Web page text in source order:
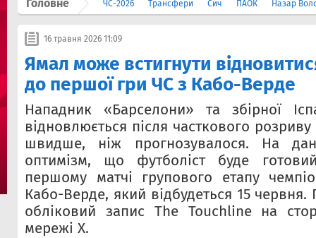
Головне ЧС-2026 Трансфери Сич ПАОК Назар
16 травня 2026 11:09
Ямал може встигнути
до першої гри ЧС з Кабо-Верде
Нападник «Барселони» та збірної
відновлюється після часткового розриву
швидше, ніж прогнозувалося. На
оптимізм, що футболіст буде
першому матчі групового етапу
Кабо-Верде, який відбудеться 15
обліковий запис The Touchline на
мережі X.